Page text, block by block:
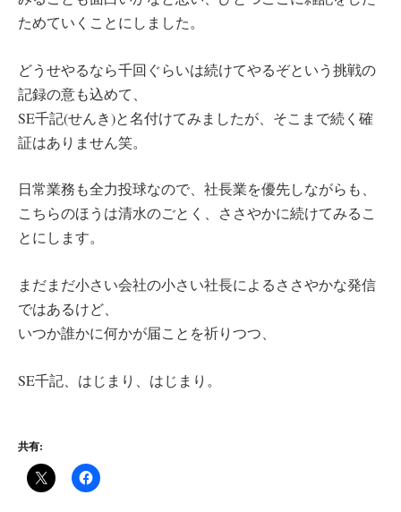
ためていくことにしました。
どうせやるなら千回ぐらいは続けてやるぞという挑戦の
記録の意も込めて、
SE千記(せんき)と名付けてみましたが、そこまで続く確
証はありません笑。
日常業務も全力投球なので、社長業を優先しながらも、
こちらのほうは清水のごとく、ささやかに続けてみるこ
とにします。
まだまだ小さい会社の小さい社長によるささやかな発信
ではあるけど、
いつか誰かに何かが届ことを祈りつつ、
SE千記、はじまり、はじまり。
共有: